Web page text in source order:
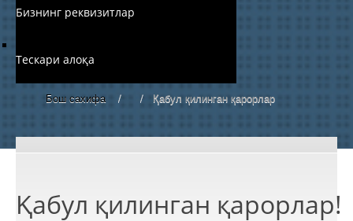
Бизнинг реквизитлар
Тескари алоқа
Бош сахифа / / Қабул қилинган қарорлар
Қабул қилинган қарорлар!